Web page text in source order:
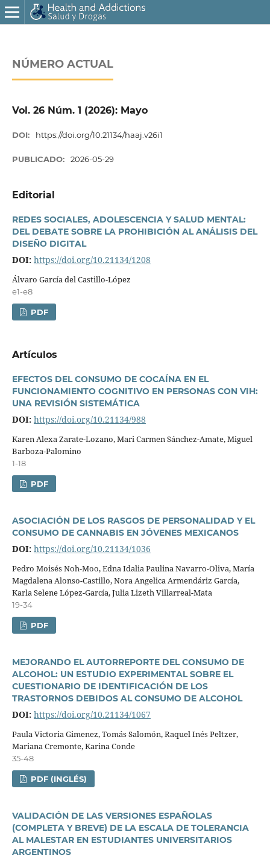
NÚMERO ACTUAL
Vol. 26 Núm. 1 (2026): Mayo
DOI: https://doi.org/10.21134/haaj.v26i1
PUBLICADO: 2026-05-29
Editorial
REDES SOCIALES, ADOLESCENCIA Y SALUD MENTAL:
DEL DEBATE SOBRE LA PROHIBICIÓN AL ANÁLISIS DEL
DISEÑO DIGITAL
DOI: https://doi.org/10.21134/1208
Álvaro Garcí­a del Castillo-López
e1-e8
PDF
Artí­culos
EFECTOS DEL CONSUMO DE COCAÍNA EN EL
FUNCIONAMIENTO COGNITIVO EN PERSONAS CON VIH:
UNA REVISIÓN SISTEMÁTICA
DOI: https://doi.org/10.21134/988
Karen Alexa Zarate-Lozano, Mari Carmen Sánchez-Amate, Miguel
Barboza-Palomino
1-18
PDF
ASOCIACIÓN DE LOS RASGOS DE PERSONALIDAD Y EL
CONSUMO DE CANNABIS EN JÓVENES MEXICANOS
DOI: https://doi.org/10.21134/1036
Pedro Moisés Noh-Moo, Edna Idalia Paulina Navarro-Oliva, Marí­a
Magdalena Alonso-Castillo, Nora Angelica Armendáriz Garcí­a,
Karla Selene López-Garcí­a, Julia Lizeth Villarreal-Mata
19-34
PDF
MEJORANDO EL AUTORREPORTE DEL CONSUMO DE
ALCOHOL: UN ESTUDIO EXPERIMENTAL SOBRE EL
CUESTIONARIO DE IDENTIFICACIÓN DE LOS
TRASTORNOS DEBIDOS AL CONSUMO DE ALCOHOL
DOI: https://doi.org/10.21134/1067
Paula Victoria Gimenez, Tomás Salomón, Raquel Inés Peltzer,
Mariana Cremonte, Karina Conde
35-48
PDF (INGLÉS)
VALIDACIÓN DE LAS VERSIONES ESPAÑOLAS
(COMPLETA Y BREVE) DE LA ESCALA DE TOLERANCIA
AL MALESTAR EN ESTUDIANTES UNIVERSITARIOS
ARGENTINOS